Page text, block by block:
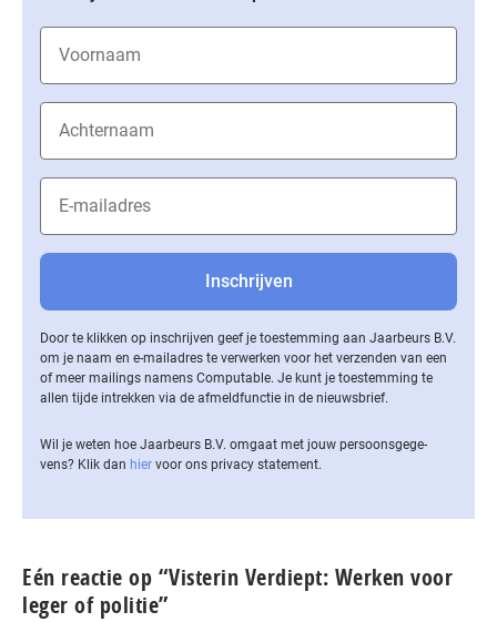
Door te klikken op inschrijven geef je toestemming aan Jaarbeurs B.V.
om je naam en e-mailadres te verwerken voor het verzenden van een
of meer mailings namens Computable. Je kunt je toestemming te
allen tijde intrekken via de af­meld­func­tie in de nieuwsbrief.
Wil je weten hoe Jaarbeurs B.V. omgaat met jouw per­soons­ge­ge­
vens? Klik dan hier voor ons privacy statement.
Eén reactie op “Visterin Verdiept: Werken voor
leger of politie”